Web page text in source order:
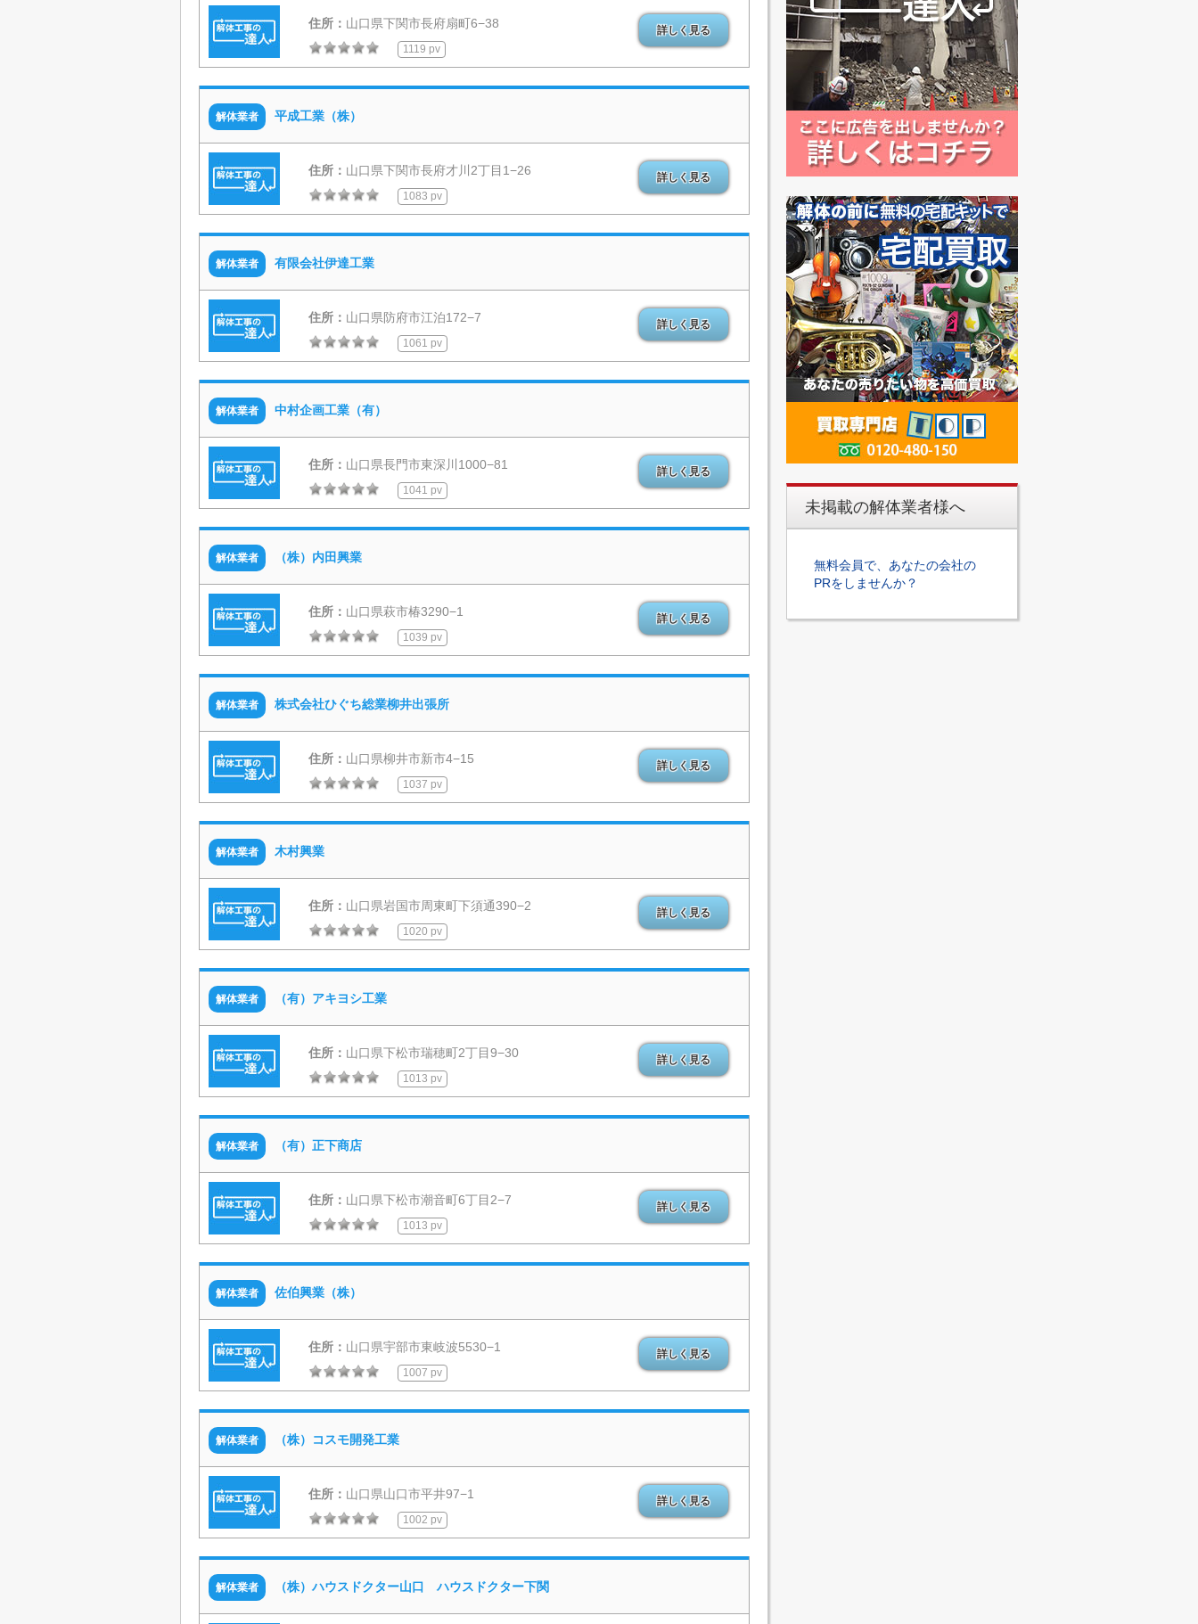
住所： 山口県下関市長府扇町6−38
1119 pv
詳しく見る
解体業者 平成工業（株）
住所： 山口県下関市長府才川2丁目1−26
1083 pv
詳しく見る
解体業者 有限会社伊達工業
住所： 山口県防府市江泊172−7
1061 pv
詳しく見る
解体業者 中村企画工業（有）
住所： 山口県長門市東深川1000−81
1041 pv
詳しく見る
解体業者 （株）内田興業
住所： 山口県萩市椿3290−1
1039 pv
詳しく見る
解体業者 株式会社ひぐち総業柳井出張所
住所： 山口県柳井市新市4−15
1037 pv
詳しく見る
解体業者 木村興業
住所： 山口県岩国市周東町下須通390−2
1020 pv
詳しく見る
解体業者 （有）アキヨシ工業
住所： 山口県下松市瑞穂町2丁目9−30
1013 pv
詳しく見る
解体業者 （有）正下商店
住所： 山口県下松市潮音町6丁目2−7
1013 pv
詳しく見る
解体業者 佐伯興業（株）
住所： 山口県宇部市東岐波5530−1
1007 pv
詳しく見る
解体業者 （株）コスモ開発工業
住所： 山口県山口市平井97−1
1002 pv
詳しく見る
解体業者 （株）ハウスドクター山口 ハウスドクター下関
未掲載の解体業者様へ
無料会員で、あなたの会社の
PRをしませんか？